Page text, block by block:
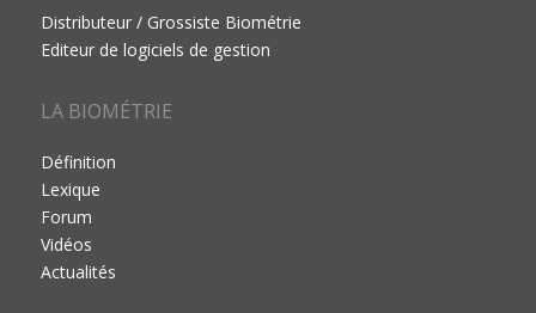
Distributeur / Grossiste Biométrie
Editeur de logiciels de gestion
LA BIOMÉTRIE
Définition
Lexique
Forum
Vidéos
Actualités